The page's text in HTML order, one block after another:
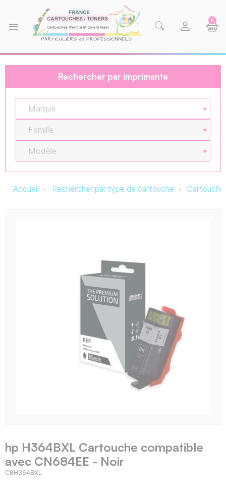
menu
0
Rechercher par imprimante
Marque
Famille
Modèle
Accueil Rechercher par type de cartouche
hp H364BXL Cartouche compatible
avec CN684EE - Noir
C8H364BXL